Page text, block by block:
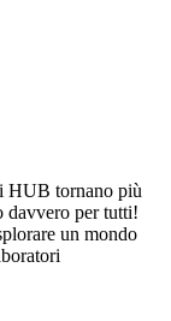
HUB tornano più
davvero per tutti!
un mondo